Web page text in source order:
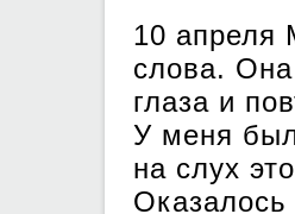
10 апреля
слова.
глаза и
У меня
на слух